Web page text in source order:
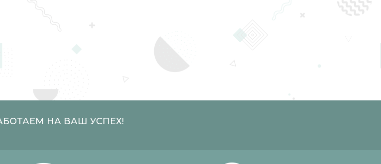
НА ВАШ УСПЕХ!